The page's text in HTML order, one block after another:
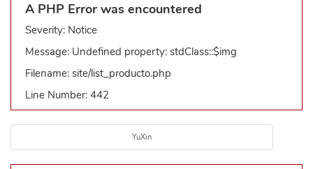
A PHP Error was encountered
Severity: Notice
Message: Undefined property: stdClass::$img
Filename: site/list_producto.php
Line Number: 442
YuXin